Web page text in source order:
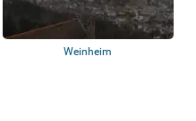
Weinheim